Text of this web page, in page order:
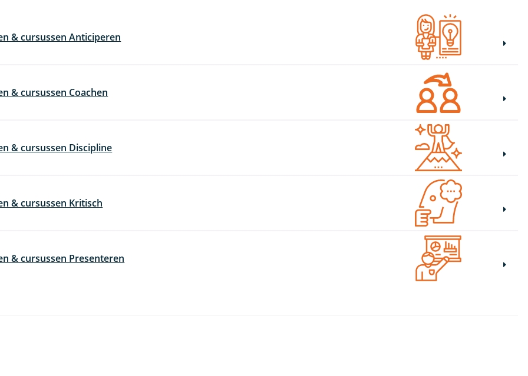
& cursussen Anticiperen
& cursussen Coachen
& cursussen Discipline
& cursussen Kritisch
& cursussen Presenteren